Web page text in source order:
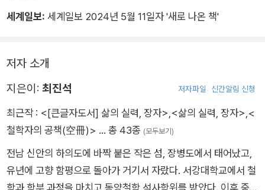
세계일보: 세계일보 2024년 5월 11일자 '새로 나온 책'
저자 소개
지은이: 최진석 저자파일 신간알림 신청
최근작 : <[큰글자도서] 삶의 실력, 장자>,<삶의 실력, 장자>,<
철학자의 공책(空冊)> … 총 43종 (모두보기)
전남 신안의 하의도에 바짝 붙은 작은 섬, 장병도에서 태어났고,
유년에 고향 함평으로 돌아가 거기서 자랐다. 서강대학교에서 철
학과 학부 과정을 마치고 동양철학 석사학위를 받았다. 이후 중국